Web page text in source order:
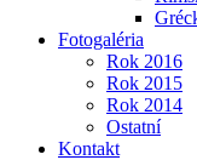
Fotogaléria
Rok 2016
Rok 2015
Rok 2014
Ostatní
Kontakt